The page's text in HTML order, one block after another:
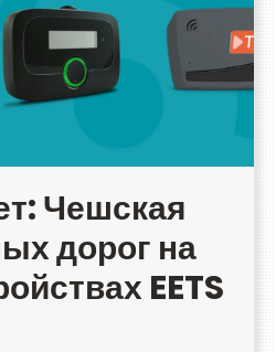
Чешская
дорог на
EETS